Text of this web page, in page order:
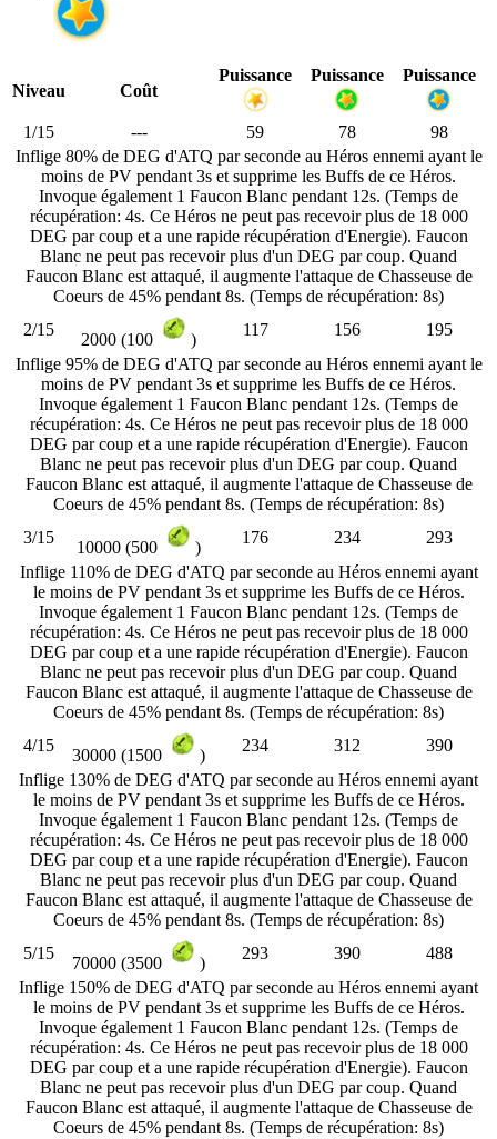
Niveau Coût
Puissance Puissance Puissance
1/15 --- 59 78
98
Inflige 80% de DEG d'ATQ par seconde au Héros ennemi ayant le
moins de PV pendant 3s et supprime les Buffs de ce Héros.
Invoque également 1 Faucon Blanc pendant 12s. (Temps de
récupération: 4s. Ce Héros ne peut pas recevoir plus de 18 000
DEG par coup et a une rapide récupération d'Energie). Faucon
Blanc ne peut pas recevoir plus d'un DEG par coup. Quand
Faucon Blanc est attaqué, il augmente l'attaque de Chasseuse de
Coeurs de 45% pendant 8s. (Temps de récupération: 8s)
2/15
2000 (100 )
117 156
195
Inflige 95% de DEG d'ATQ par seconde au Héros ennemi ayant le
moins de PV pendant 3s et supprime les Buffs de ce Héros.
Invoque également 1 Faucon Blanc pendant 12s. (Temps de
récupération: 4s. Ce Héros ne peut pas recevoir plus de 18 000
DEG par coup et a une rapide récupération d'Energie). Faucon
Blanc ne peut pas recevoir plus d'un DEG par coup. Quand
Faucon Blanc est attaqué, il augmente l'attaque de Chasseuse de
Coeurs de 45% pendant 8s. (Temps de récupération: 8s)
3/15
10000 (500 )
176 234
293
Inflige 110% de DEG d'ATQ par seconde au Héros ennemi ayant
le moins de PV pendant 3s et supprime les Buffs de ce Héros.
Invoque également 1 Faucon Blanc pendant 12s. (Temps de
récupération: 4s. Ce Héros ne peut pas recevoir plus de 18 000
DEG par coup et a une rapide récupération d'Energie). Faucon
Blanc ne peut pas recevoir plus d'un DEG par coup. Quand
Faucon Blanc est attaqué, il augmente l'attaque de Chasseuse de
Coeurs de 45% pendant 8s. (Temps de récupération: 8s)
4/15
30000 (1500 )
234 312
390
Inflige 130% de DEG d'ATQ par seconde au Héros ennemi ayant
le moins de PV pendant 3s et supprime les Buffs de ce Héros.
Invoque également 1 Faucon Blanc pendant 12s. (Temps de
récupération: 4s. Ce Héros ne peut pas recevoir plus de 18 000
DEG par coup et a une rapide récupération d'Energie). Faucon
Blanc ne peut pas recevoir plus d'un DEG par coup. Quand
Faucon Blanc est attaqué, il augmente l'attaque de Chasseuse de
Coeurs de 45% pendant 8s. (Temps de récupération: 8s)
5/15
70000 (3500 )
293 390
488
Inflige 150% de DEG d'ATQ par seconde au Héros ennemi ayant
le moins de PV pendant 3s et supprime les Buffs de ce Héros.
Invoque également 1 Faucon Blanc pendant 12s. (Temps de
récupération: 4s. Ce Héros ne peut pas recevoir plus de 18 000
DEG par coup et a une rapide récupération d'Energie). Faucon
Blanc ne peut pas recevoir plus d'un DEG par coup. Quand
Faucon Blanc est attaqué, il augmente l'attaque de Chasseuse de
Coeurs de 45% pendant 8s. (Temps de récupération: 8s)